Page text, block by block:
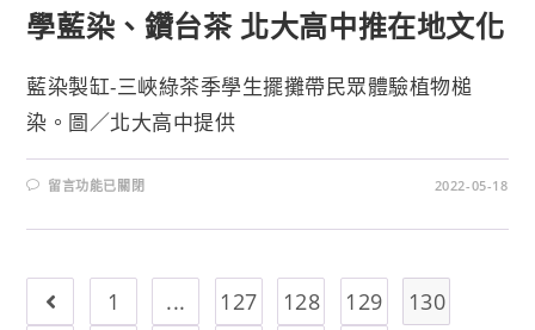
學藍染、鑽台茶 北大高中推在地文化
藍染製缸-三峽綠茶季學生擺攤帶民眾體驗植物槌
染。圖／北大高中提供
留言功能已關閉 2022-05-18
1 ... 127 128 129
130